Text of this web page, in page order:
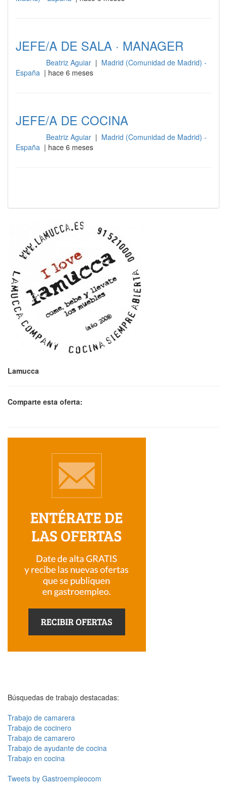
JEFE/A DE SALA · MANAGER
Beatriz Aguiar | Madrid (Comunidad de Madrid) -
España | hace 6 meses
JEFE/A DE COCINA
Beatriz Aguiar | Madrid (Comunidad de Madrid) -
España | hace 6 meses
Lamucca
Comparte esta oferta:
Búsquedas de trabajo destacadas:
Trabajo de camarera
Trabajo de cocinero
Trabajo de camarero
Trabajo de ayudante de cocina
Trabajo en cocina
Tweets by Gastroempleocom